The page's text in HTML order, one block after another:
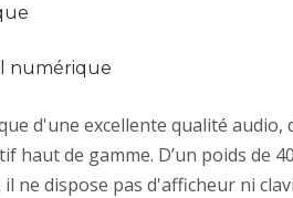
numérique
d'une excellente qualité audio,
de gamme. D’un poids de
ne dispose pas d'afficheur ni